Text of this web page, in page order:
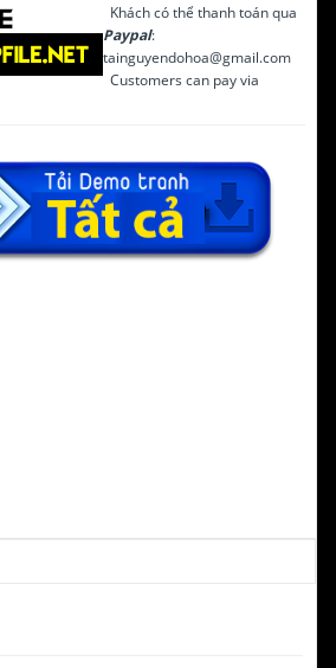
Khách có thể thanh toán qua
Paypal:
tainguyendohoa@gmail.com
Customers can pay via